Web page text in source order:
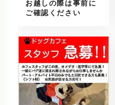
お越しの際は事前に
ご確認ください